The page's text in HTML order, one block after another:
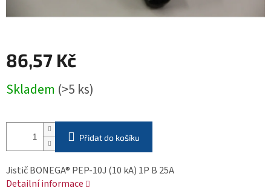
86,57 Kč
cena:
Skladem (>5 ks)
Přidat do košíku
Jistič BONEGA® PEP-10J (10 kA) 1P B 25A
Detailní informace